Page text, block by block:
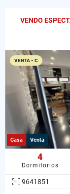
VENDO
VENTA - C
Casa Venta
4
Dormitorios
9641851